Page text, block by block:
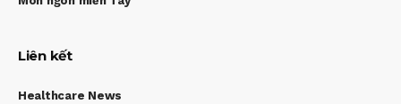
Liên kết
Healthcare News